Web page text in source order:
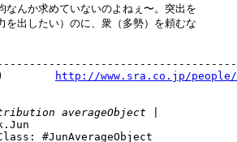
なんか求めていないのよねぇ〜。突出を
を出したい）のに、衆（多勢）を頼むな
http://www.sra.co.jp/
#JunAverageObject